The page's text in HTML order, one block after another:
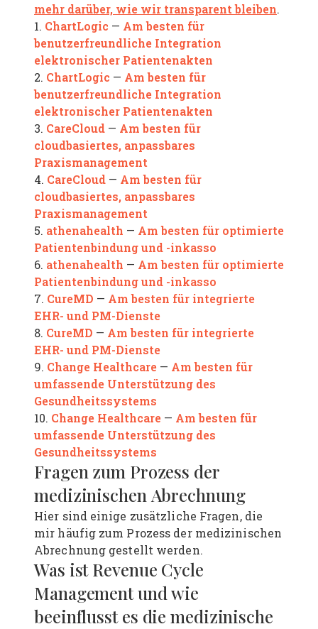
mehr darüber, wie wir transparent bleiben.
1. ChartLogic — Am besten für
benutzerfreundliche Integration
elektronischer Patientenakten
2. ChartLogic — Am besten für
benutzerfreundliche Integration
elektronischer Patientenakten
3. CareCloud — Am besten für
cloudbasiertes, anpassbares
Praxismanagement
4. CareCloud — Am besten für
cloudbasiertes, anpassbares
Praxismanagement
5. athenahealth — Am besten für optimierte
Patientenbindung und -inkasso
6. athenahealth — Am besten für optimierte
Patientenbindung und -inkasso
7. CureMD — Am besten für integrierte
EHR- und PM-Dienste
8. CureMD — Am besten für integrierte
EHR- und PM-Dienste
9. Change Healthcare — Am besten für
umfassende Unterstützung des
Gesundheitssystems
10. Change Healthcare — Am besten für
umfassende Unterstützung des
Gesundheitssystems
Fragen zum Prozess der
medizinischen Abrechnung
Hier sind einige zusätzliche Fragen, die
mir häufig zum Prozess der medizinischen
Abrechnung gestellt werden.
Was ist Revenue Cycle
Management und wie
beeinflusst es die medizinische